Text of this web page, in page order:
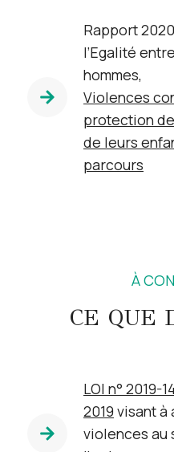
Rapport
l’Egalité
hommes,
Violences
protection
de leurs
parcours
À
CE QUE
LOI n° 2019-
2019 visant à
violences au